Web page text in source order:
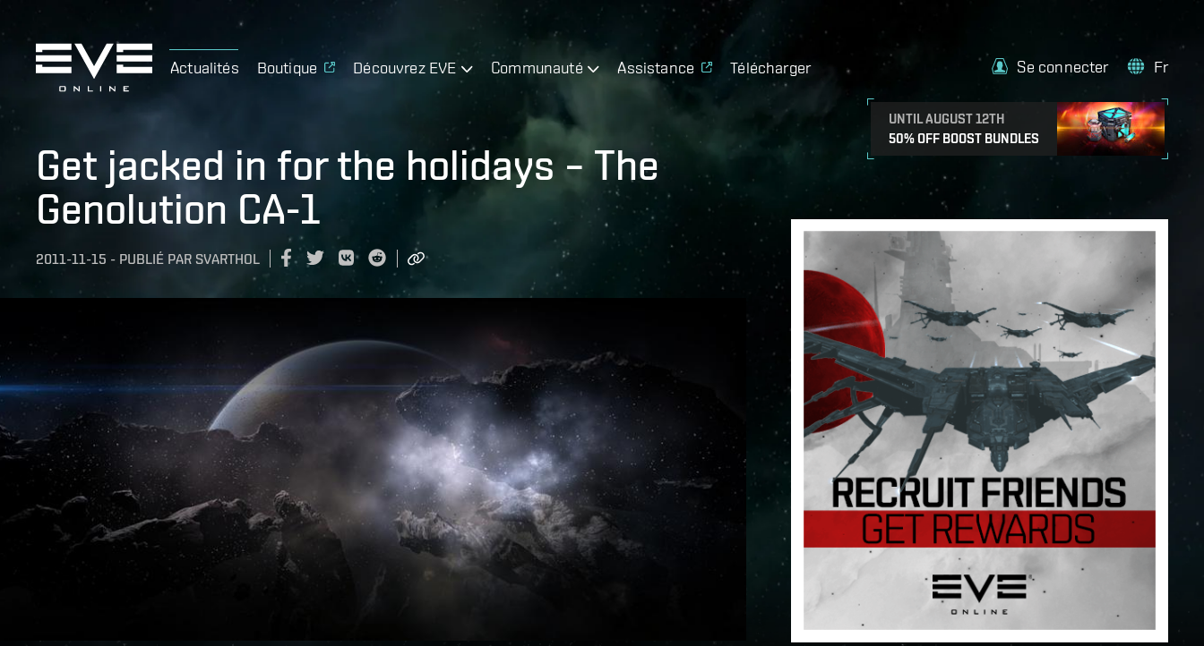
Actualités Boutique Découvrez EVE Communauté Assistance Télécharger
UNTIL AUGUST 12TH
50% OFF BOOST BUNDLES
Se connecter Fr
Get jacked in for the holidays – The
Genolution CA-1
2011-11-15 - PUBLIÉ PAR SVARTHOL